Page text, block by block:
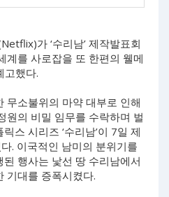
가 ‘수리남’ 제작발표회
계를 사로잡을 또 한편의 웰메
고했다.
무소불위의 마약 대부로 인해
원의 비밀 임무를 수락하며 벌
스 시리즈 ‘수리남’이 7일 제
. 이국적인 남미의 분위기를
행사는 낯선 땅 수리남에서
기대를 증폭시켰다.